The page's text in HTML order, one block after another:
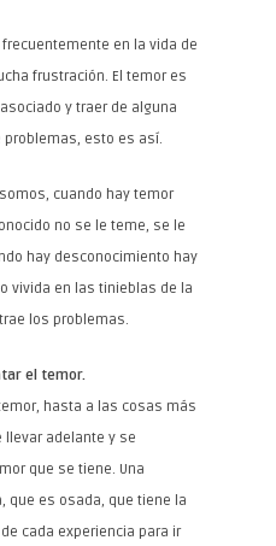
en la vida de
frustración. El temor es
y traer de alguna
problemas, esto es así.
cuando hay temor
no se le teme, se le
hay desconocimiento hay
vivida en las tinieblas de la
los problemas.
el temor.
hasta a las cosas más
adelante y se
que se tiene. Una
que es osada, que tiene la
cada experiencia para ir